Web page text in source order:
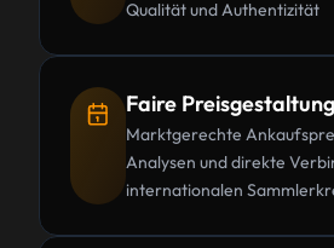
Qualität und Authentizität
Faire Preisgestaltung
Marktgerechte
Analysen und direkte
internationalen